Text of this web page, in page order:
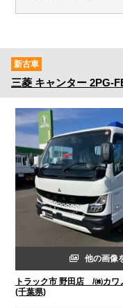
新古車
三菱 キャンター 2PG-
他の画像
トラック市 野田店 /㈱カワ
(千葉県)